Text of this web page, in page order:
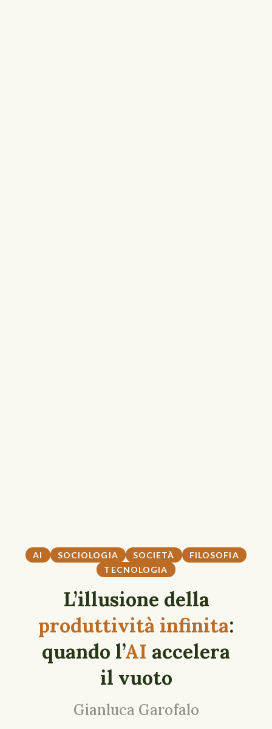
AI SOCIOLOGIA SOCIETÀ
FILOSOFIA
TECNOLOGIA
L’illusione della
produttività infinita:
quando l’AI accelera
il vuoto
Gianluca Garofalo